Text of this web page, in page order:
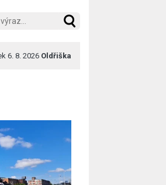
6. 8. 2026 Oldřiška